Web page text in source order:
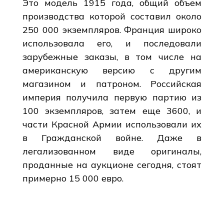
Это модель 1915 года, общий объем
производства которой составил около
250 000 экземпляров. Франция широко
использовала его, и последовали
зарубежные заказы, в том числе на
американскую версию с другим
магазином и патроном. Российская
империя получила первую партию из
100 экземпляров, затем еще 3600, и
части Красной Армии использовали их
в Гражданской войне. Даже в
легализованном виде оригиналы,
проданные на аукционе сегодня, стоят
примерно 15 000 евро.